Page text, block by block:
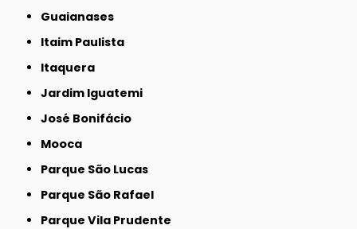
Guaianases
Itaim Paulista
Itaquera
Jardim Iguatemi
José Bonifácio
Mooca
Parque São Lucas
Parque São Rafael
Parque Vila Prudente